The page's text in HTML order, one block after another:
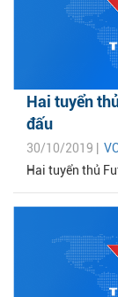
Hai tuyển
đấu
30/10/2019 |
Hai tuyển thủ